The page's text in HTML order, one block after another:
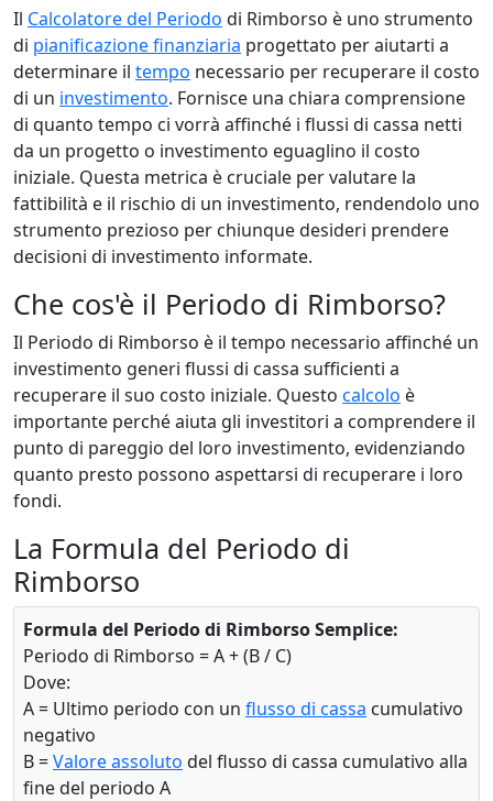
Il Calcolatore del Periodo di Rimborso è uno strumento
di pianificazione finanziaria progettato per aiutarti a
determinare il tempo necessario per recuperare il costo
di un investimento. Fornisce una chiara comprensione
di quanto tempo ci vorrà affinché i flussi di cassa netti
da un progetto o investimento eguaglino il costo
iniziale. Questa metrica è cruciale per valutare la
fattibilità e il rischio di un investimento, rendendolo uno
strumento prezioso per chiunque desideri prendere
decisioni di investimento informate.
Che cos'è il Periodo di Rimborso?
Il Periodo di Rimborso è il tempo necessario affinché un
investimento generi flussi di cassa sufficienti a
recuperare il suo costo iniziale. Questo calcolo è
importante perché aiuta gli investitori a comprendere il
punto di pareggio del loro investimento, evidenziando
quanto presto possono aspettarsi di recuperare i loro
fondi.
La Formula del Periodo di
Rimborso
Formula del Periodo di Rimborso Semplice:
Periodo di Rimborso = A + (B / C)
Dove:
A = Ultimo periodo con un flusso di cassa cumulativo
negativo
B =Valore assoluto del flusso di cassa cumulativo alla
fine del periodo A